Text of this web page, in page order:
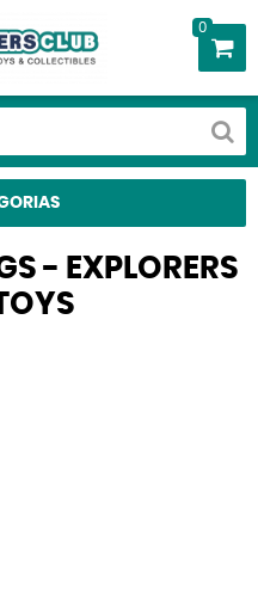
0
- EXPLORERS